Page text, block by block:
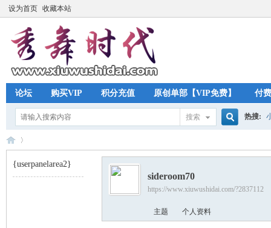
设为首页 收藏本站
论坛 购买VIP 积分充值 原创单部【VIP免费】 付
搜索
索
热搜:
{userpanelarea2}
sideroom70
https://www.xiuwushidai.com/?2837112
主题 个人资料